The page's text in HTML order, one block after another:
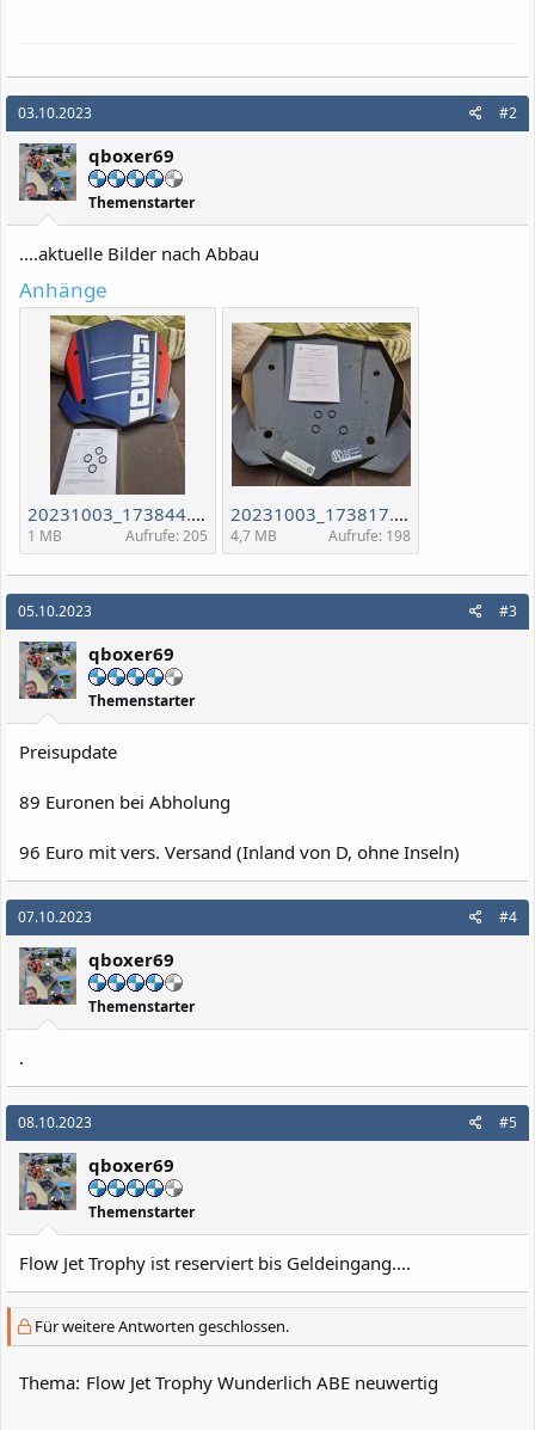
03.10.2023 #2
qboxer69
Themenstarter
....aktuelle Bilder nach Abbau
Anhänge
20231003_173844.jpg
1 MB Aufrufe: 205
20231003_173817.jpg
4,7 MB Aufrufe: 198
05.10.2023 #3
qboxer69
Themenstarter
Preisupdate
89 Euronen bei Abholung
96 Euro mit vers. Versand (Inland von D, ohne Inseln)
07.10.2023 #4
qboxer69
Themenstarter
.
08.10.2023 #5
qboxer69
Themenstarter
Flow Jet Trophy ist reserviert bis Geldeingang....
Für weitere Antworten geschlossen.
Thema: Flow Jet Trophy Wunderlich ABE neuwertig